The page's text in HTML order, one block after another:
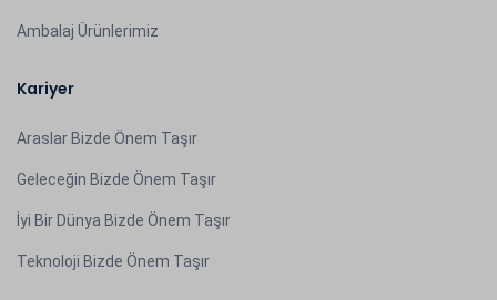
Ambalaj Ürünlerimiz
Kariyer
Araslar Bizde Önem Taşır
Geleceğin Bizde Önem Taşır
İyi Bir Dünya Bizde Önem Taşır
Teknoloji Bizde Önem Taşır